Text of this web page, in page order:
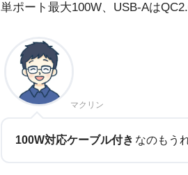
単ポート最大100W、USB-Aは
マクリン
100W対応ケーブル付き なのもう